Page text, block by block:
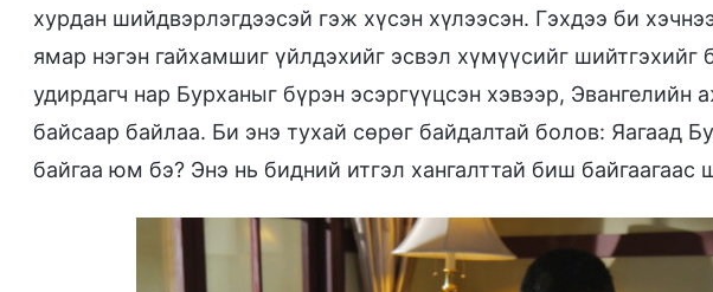
хурдан шийдвэрлэгдээсэй гэж хүсэн хүлээсэн. Гэхдээ би
ямар нэгэн гайхамшиг үйлдэхийг эсвэл хүмүүсийг шийтгэхийг
удирдагч нар Бурханыг бүрэн эсэргүүцсэн хэвээр,
байсаар байлаа. Би энэ тухай сөрөг байдалтай болов: Яагаад
байгаа юм бэ? Энэ нь бидний итгэл хангалттай биш байгаагаас